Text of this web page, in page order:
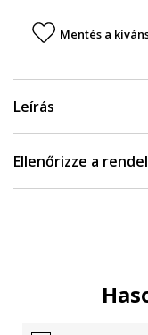
Mentés a
Leírás
Ellenőrizze a